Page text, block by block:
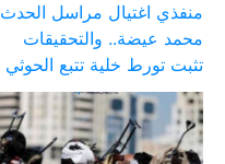
منفذي اغتيال مراسل الحدث
محمد عيضة.. والتحقيقات
تثبت تورط خلية تتبع الحوثي